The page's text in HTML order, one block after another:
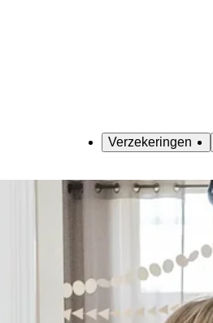
Verzekeringen